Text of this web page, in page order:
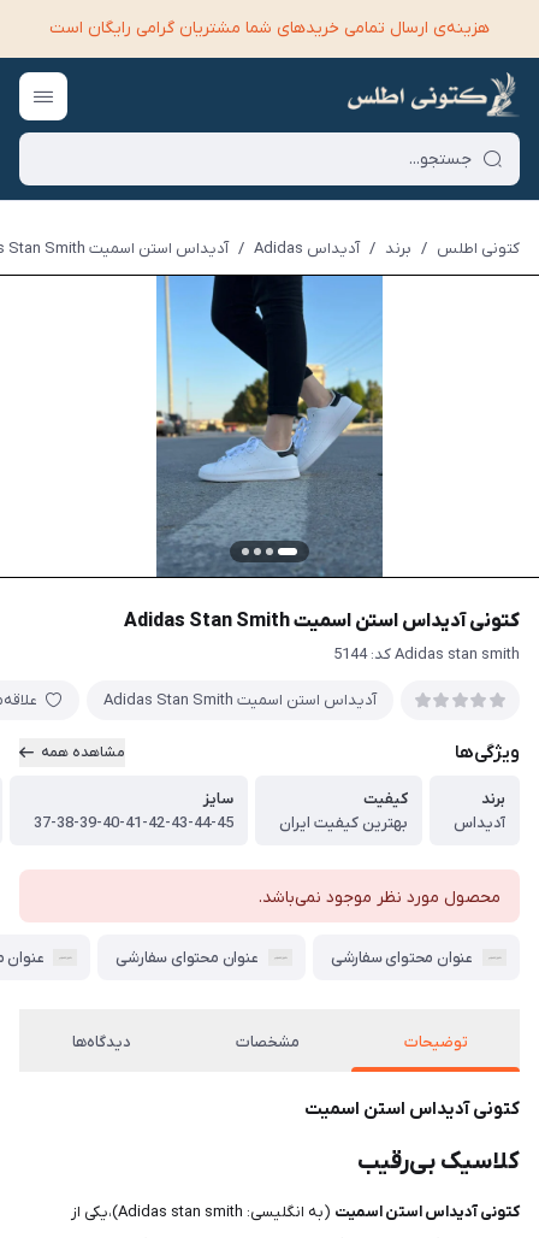
هزینه‌ی ارسال تمامی خرید‌های شما مشتریان گرامی رایگان است
کتونی اطلس / برند / آدیداس Adidas / آدیداس استن اسمیت Adidas Stan Smith
کتونی آدیداس استن اسمیت Adidas Stan Smith
Adidas stan smith کد: 5144
آدیداس استن اسمیت Adidas Stan Smith
ویژگی‌ها مشاهده همه
برند
آدیداس
کیفیت
بهترین کیفیت ایران
سایز
37-38-39-40-41-42-43-44-45
محصول مورد نظر موجود نمی‌باشد.
عنوان محتوای سفارشی عنوان محتوای سفارشی عنوان
توضیحات مشخصات دیدگاه‌ها
کتونی آدیداس استن اسمیت
کلاسیک بی‌رقیب
کتونی آدیداس استن اسمیت
(به انگلیسی: Adidas stan smith)،یکی از